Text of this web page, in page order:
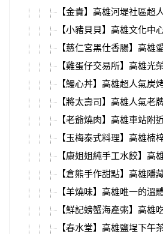
【金貴】高雄河堤社區超
【小豬貝貝】高雄文化
【慈仁宮黑仕香腸】高
【雞蛋仔交易所】高雄光
【鰻心丼】高雄超人氣炭
【將太壽司】高雄人氣
【老爺燒肉】高雄車站
【玉梅泰式料理】高雄
【康姐姐純手工水餃】高
【倉熊手作甜點】高雄
【羊燒味】高雄唯一的
【鮮記螃蟹海產粥】高雄
【春水堂】高雄鹽埕下